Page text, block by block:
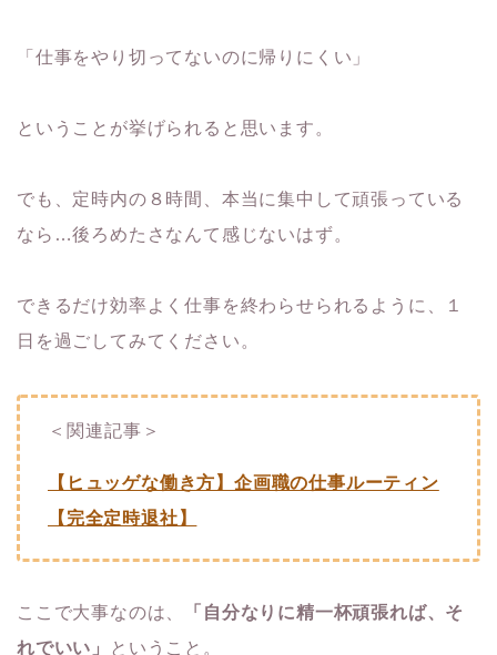
「仕事をやり切ってないのに帰りにくい」
ということが挙げられると思います。
でも、定時内の８時間、本当に集中して頑張っている
なら…後ろめたさなんて感じないはず。
できるだけ効率よく仕事を終わらせられるように、１
日を過ごしてみてください。
＜関連記事＞
【ヒュッゲな働き方】企画職の仕事ルーティン
【完全定時退社】
ここで大事なのは、
「自分なりに精一杯頑張れば、そ
れでいい」
ということ。